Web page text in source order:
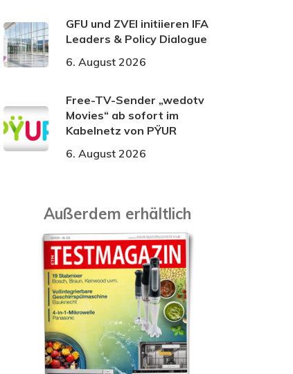
GFU und ZVEI initiieren IFA
Leaders & Policy Dialogue
6. August 2026
Free-TV-Sender „wedotv
Movies“ ab sofort im
Kabelnetz von PŸUR
6. August 2026
Außerdem erhältlich